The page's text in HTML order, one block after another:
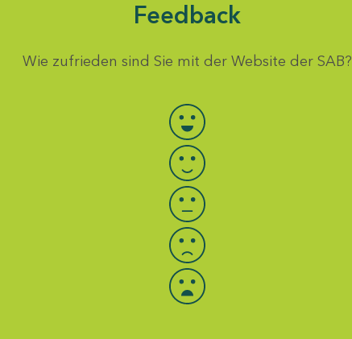
Feedback
Wie zufrieden sind Sie mit der Website der SAB?
Bewertung auswählen